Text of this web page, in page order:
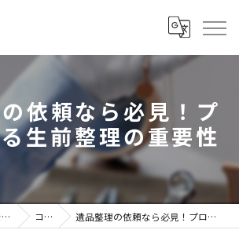
依頼なら必見！プ
生前整理の重要性
岐阜の遺品整理ならトライハート コラム 遺品整理の依頼なら必見！プロが教える生前整理の重要性